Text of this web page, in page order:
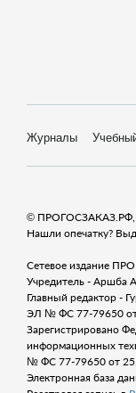
Журналы
© ПРОГОСЗАКАЗ.РФ,
Нашли опечатку?
Сетевое издание
Учредитель - Аршба
Главный редактор -
ЭЛ № ФС 77-79650 от
Зарегистрировано
информационных
№ ФС 77-79650 от
Электронная база